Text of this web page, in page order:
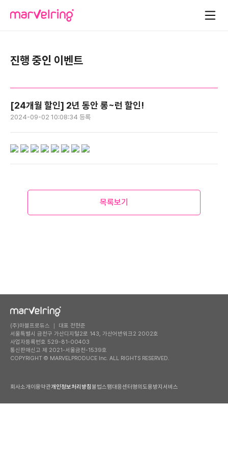
진행 중인 이벤트
[24개월 할인] 2년 동안 롱~런 할인!
2024-09-02 10:08:34 등록
목록보기
(주)마블프로듀스 ｜ 대표 전현준
서울특별시 금천구 가산디지털2로 143, 가산어반워크2 2002호
사업자등록번호 529-81-00403
통신판매신고 제 2021-서울금천-1539호
COPYRIGHT © MARVELPRODUCE Inc. ALL RIGHTS RESERVED.
회사소개이용약관개인정보처리방침불법스팸대응센터명의도용방지서비스